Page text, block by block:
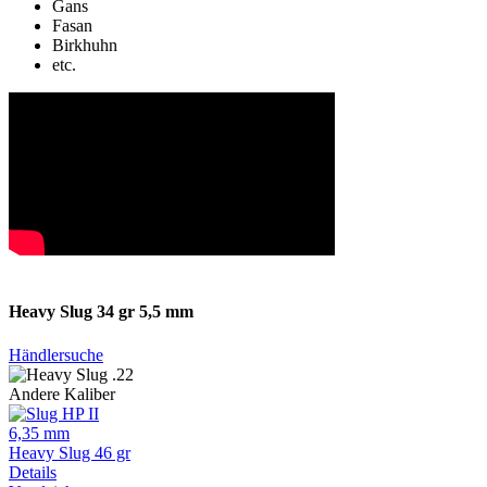
Gans
Fasan
Birkhuhn
etc.
Heavy Slug 34 gr 5,5 mm
Händlersuche
Andere Kaliber
6,35 mm
Heavy Slug 46 gr
Details